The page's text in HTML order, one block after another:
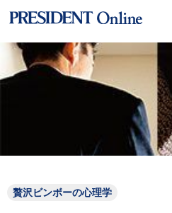
贅沢ビンボーの心理学